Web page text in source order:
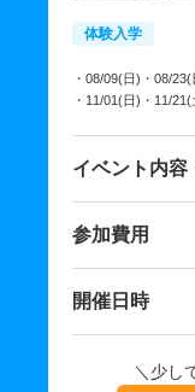
体験入学
・08/09(日) ・08/23(
・11/01(日) ・11/21(
イベント内容
参加費用
開催日時
＼少し